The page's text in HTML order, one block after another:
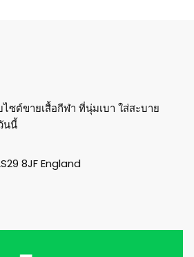
ซต์ขายเสื้อกีฬา ที่นุ่มเบา ใส่สะบาย
นนี้
8JF England